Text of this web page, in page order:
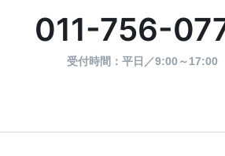
011-756-
受付時間：平日／9:00～17:00